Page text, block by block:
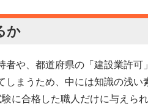
か
や、都道府県の「建設業許
まうため、中には知識の浅
に合格した職人だけに与えられ